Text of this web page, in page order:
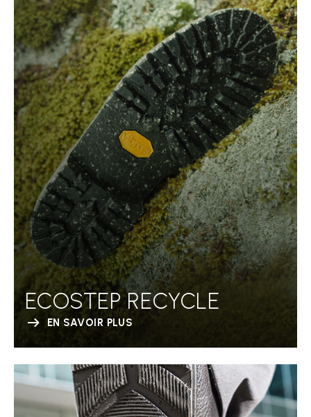
ECOSTEP RECYCLE
EN SAVOIR PLUS